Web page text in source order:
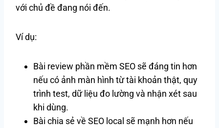
với chủ đề đang nói đến.
Ví dụ:
Bài review phần mềm SEO sẽ đáng tin hơn
nếu có ảnh màn hình từ tài khoản thật, quy
trình test, dữ liệu đo lường và nhận xét sau
khi dùng.
Bài chia sẻ về SEO local sẽ mạnh hơn nếu